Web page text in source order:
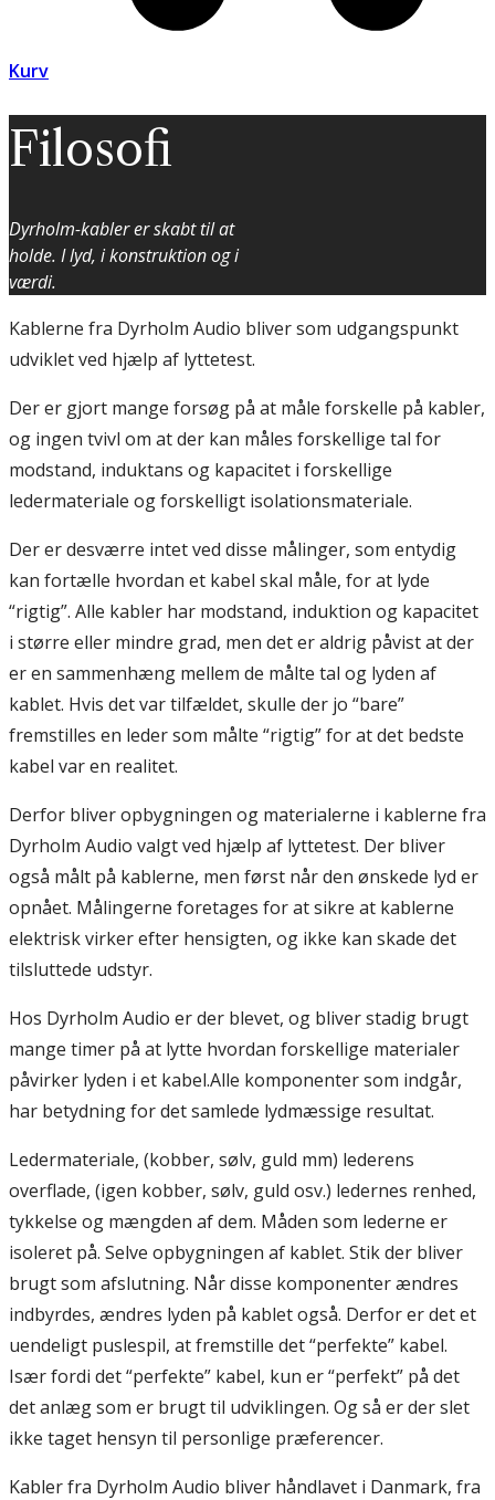
Kurv
Filosofi
Dyrholm-kabler er skabt til at
holde. I lyd, i konstruktion og i
værdi.
Kablerne fra Dyrholm Audio bliver som udgangspunkt
udviklet ved hjælp af lyttetest.
Der er gjort mange forsøg på at måle forskelle på kabler,
og ingen tvivl om at der kan måles forskellige tal for
modstand, induktans og kapacitet i forskellige
ledermateriale og forskelligt isolationsmateriale.
Der er desværre intet ved disse målinger, som entydig
kan fortælle hvordan et kabel skal måle, for at lyde
“rigtig”. Alle kabler har modstand, induktion og kapacitet
i større eller mindre grad, men det er aldrig påvist at der
er en sammenhæng mellem de målte tal og lyden af
kablet. Hvis det var tilfældet, skulle der jo “bare”
fremstilles en leder som målte “rigtig” for at det bedste
kabel var en realitet.
Derfor bliver opbygningen og materialerne i kablerne fra
Dyrholm Audio valgt ved hjælp af lyttetest. Der bliver
også målt på kablerne, men først når den ønskede lyd er
opnået. Målingerne foretages for at sikre at kablerne
elektrisk virker efter hensigten, og ikke kan skade det
tilsluttede udstyr.
Hos Dyrholm Audio er der blevet, og bliver stadig brugt
mange timer på at lytte hvordan forskellige materialer
påvirker lyden i et kabel.Alle komponenter som indgår,
har betydning for det samlede lydmæssige resultat.
Ledermateriale, (kobber, sølv, guld mm) lederens
overflade, (igen kobber, sølv, guld osv.) ledernes renhed,
tykkelse og mængden af dem. Måden som lederne er
isoleret på. Selve opbygningen af kablet. Stik der bliver
brugt som afslutning. Når disse komponenter ændres
indbyrdes, ændres lyden på kablet også. Derfor er det et
uendeligt puslespil, at fremstille det “perfekte” kabel.
Især fordi det “perfekte” kabel, kun er “perfekt” på det
det anlæg som er brugt til udviklingen. Og så er der slet
ikke taget hensyn til personlige præferencer.
Kabler fra Dyrholm Audio bliver håndlavet i Danmark, fra